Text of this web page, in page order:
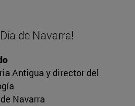
de Navarra!
Antigua y director del
Navarra